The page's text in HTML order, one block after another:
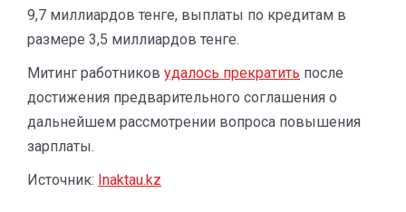
9,7 миллиардов тенге, выплаты по кредитам в
размере 3,5 миллиардов тенге.
Митинг работников удалось прекратить после
достижения предварительного соглашения о
дальнейшем рассмотрении вопроса повышения
зарплаты.
Источник: Inaktau.kz